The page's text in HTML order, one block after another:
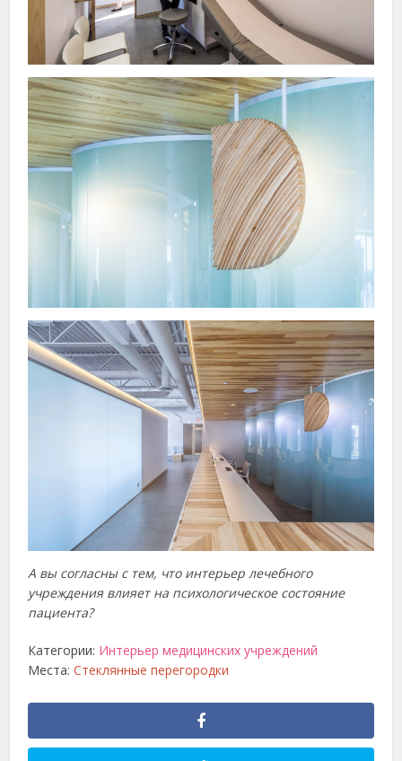
А вы согласны с тем, что интерьер лечебного
учреждения влияет на психологическое состояние
пациента?
Категории: Интерьер медицинских учреждений
Места:Стеклянные перегородки